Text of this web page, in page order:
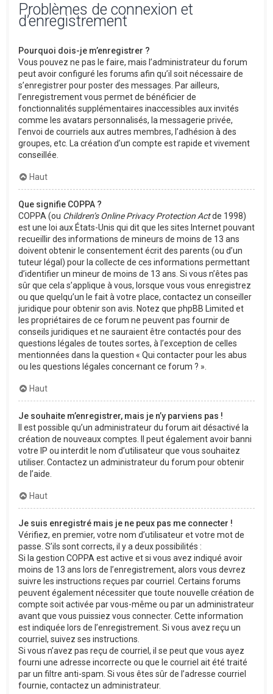
Problèmes de connexion et
d’enregistrement
Pourquoi dois-je m’enregistrer ?
Vous pouvez ne pas le faire, mais l’administrateur du forum
peut avoir configuré les forums afin qu’il soit nécessaire de
s’enregistrer pour poster des messages. Par ailleurs,
l’enregistrement vous permet de bénéficier de
fonctionnalités supplémentaires inaccessibles aux invités
comme les avatars personnalisés, la messagerie privée,
l’envoi de courriels aux autres membres, l’adhésion à des
groupes, etc. La création d’un compte est rapide et vivement
conseillée.
Haut
Que signifie COPPA ?
COPPA (ou Children’s Online Privacy Protection Actde 1998)
est une loi aux États-Unis qui dit que les sites Internet pouvant
recueillir des informations de mineurs de moins de 13 ans
doivent obtenir le consentement écrit des parents (ou d’un
tuteur légal) pour la collecte de ces informations permettant
d’identifier un mineur de moins de 13 ans. Si vous n’êtes pas
sûr que cela s’applique à vous, lorsque vous vous enregistrez
ou que quelqu’un le fait à votre place, contactez un conseiller
juridique pour obtenir son avis. Notez que phpBB Limited et
les propriétaires de ce forum ne peuvent pas fournir de
conseils juridiques et ne sauraient être contactés pour des
questions légales de toutes sortes, à l’exception de celles
mentionnées dans la question « Qui contacter pour les abus
ou les questions légales concernant ce forum ? ».
Haut
Je souhaite m’enregistrer, mais je n’y parviens pas !
Il est possible qu’un administrateur du forum ait désactivé la
création de nouveaux comptes. Il peut également avoir banni
votre IP ou interdit le nom d’utilisateur que vous souhaitez
utiliser. Contactez un administrateur du forum pour obtenir
de l’aide.
Haut
Je suis enregistré mais je ne peux pas me connecter !
Vérifiez, en premier, votre nom d’utilisateur et votre mot de
passe. S’ils sont corrects, il y a deux possibilités :
Si la gestion COPPA est active et si vous avez indiqué avoir
moins de 13 ans lors de l’enregistrement, alors vous devrez
suivre les instructions reçues par courriel. Certains forums
peuvent également nécessiter que toute nouvelle création de
compte soit activée par vous-même ou par un administrateur
avant que vous puissiez vous connecter. Cette information
est indiquée lors de l’enregistrement. Si vous avez reçu un
courriel, suivez ses instructions.
Si vous n’avez pas reçu de courriel, il se peut que vous ayez
fourni une adresse incorrecte ou que le courriel ait été traité
par un filtre anti-spam. Si vous êtes sûr de l’adresse courriel
fournie, contactez un administrateur.